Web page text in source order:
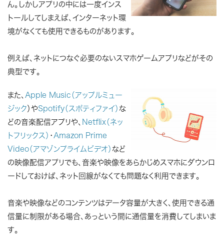
ん。しかしアプリの中には一度インス
トールしてしまえば、インターネット環
境がなくても使用できるものがあります。
例えば、ネットにつなぐ必要のないスマホゲームアプリなどがその
典型です。
また、 Apple Music（アップルミュー
ジック ）やSpotify（スポティファイ） な
どの音楽配信アプリや、 Netflix（ネッ
トフリックス） ・ Amazon Prime
Video（アマゾンプライムビデオ） など
の映像配信アプリでも、音楽や映像をあらかじめスマホにダウンロ
ードしておけば、ネット回線がなくても問題なく利用できます。
音楽や映像などのコンテンツはデータ容量が大きく、使用できる通
信量に制限がある場合、あっという間に通信量を消費してしまいま
す。